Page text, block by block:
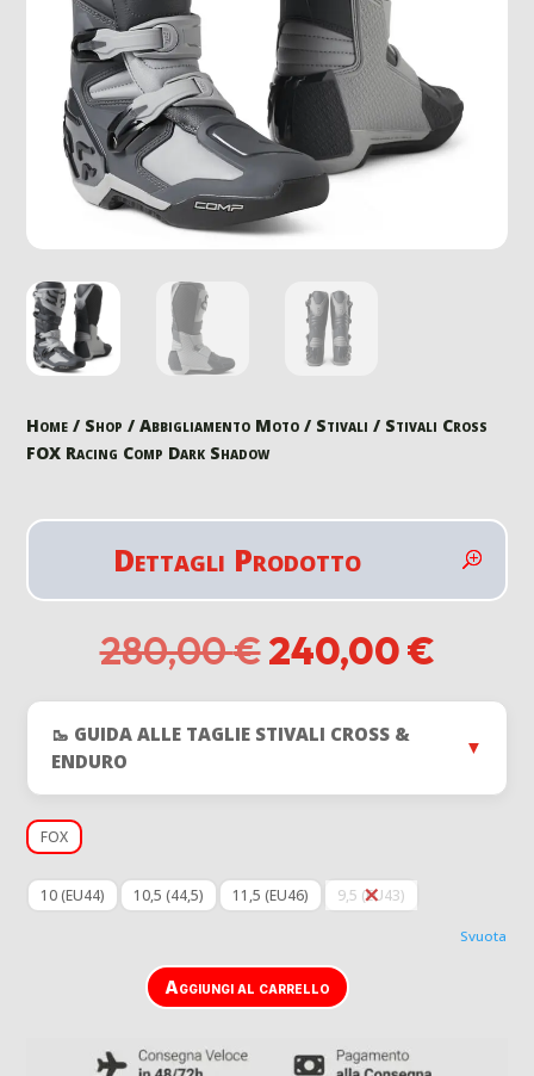
Home / Shop /Abbigliamento Moto / Stivali / Stivali Cross
FOX Racing Comp Dark Shadow
Dettagli Prodotto
280,00€Il
prezzo
originale
era:
240,00€Il
🥾 GUIDA ALLE TAGLIE STIVALI CROSS &
ENDURO
▼
FOX
10 (EU44) 10,5 (44,5) 11,5 (EU46) 9,5 (EU43)
Svuota
Aggiungi al carrello